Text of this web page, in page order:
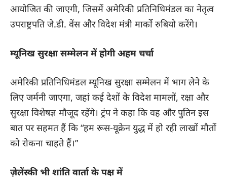
आयोजित की जाएगी, जिसमें अमेरिकी प्रतिनिधिमंडल का नेतृत्व
उपराष्ट्रपति जे.डी. वेंस और विदेश मंत्री मार्को रुबियो करेंगे।
म्यूनिख सुरक्षा सम्मेलन में होगी अहम चर्चा
अमेरिकी प्रतिनिधिमंडल म्यूनिख सुरक्षा सम्मेलन में भाग लेने के
लिए जर्मनी जाएगा, जहां कई देशों के विदेश मामलों, रक्षा और
सुरक्षा विशेषज्ञ मौजूद रहेंगे। ट्रंप ने कहा कि वह और पुतिन इस
बात पर सहमत हैं कि “हम रूस-यूक्रेन युद्ध में हो रही लाखों मौतों
को रोकना चाहते हैं।”
ज़ेलेंस्की भी शांति वार्ता के पक्ष में